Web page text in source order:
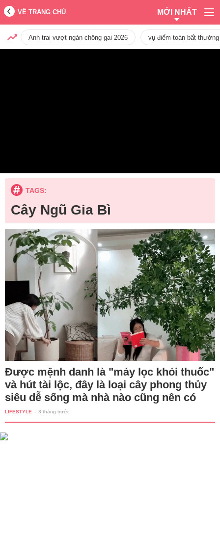
VỀ TRANG CHỦ MỚI NHẤT
Anh trai vượt ngàn chông gai 2026 vụ điểm toán bất
TAGS:
Cây Ngũ Gia Bì
Được mệnh danh là "máy lọc khói thuốc"
và hút tài lộc, đây là loại cây phong thủy
siêu dễ sống mà nhà nào cũng nên có
LIFESTYLE - 3 tháng trước